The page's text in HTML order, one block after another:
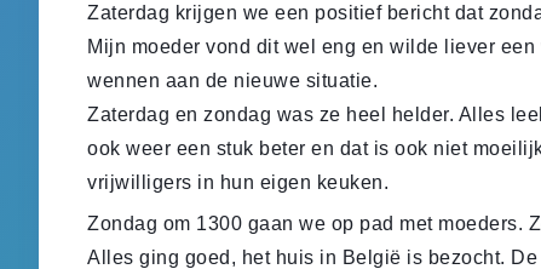
Zaterdag krijgen we een positief bericht dat
Mijn moeder vond dit wel eng en wilde liever
wennen aan de nieuwe situatie.
Zaterdag en zondag was ze heel helder. Alles
ook weer een stuk beter en dat is ook niet
vrijwilligers in hun eigen keuken.
Zondag om 1300 gaan we op pad met moeders.
Alles ging goed, het huis in België is bezocht.